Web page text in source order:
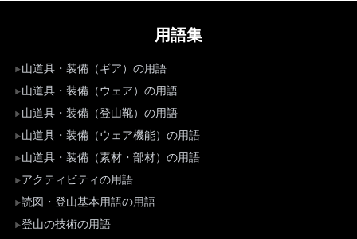
用語集
山道具・装備（ギア）の用語
山道具・装備（ウェア）の用語
山道具・装備（登山靴）の用語
山道具・装備（ウェア機能）の用語
山道具・装備（素材・部材）の用語
アクティビティの用語
読図・登山基本用語の用語
登山の技術の用語